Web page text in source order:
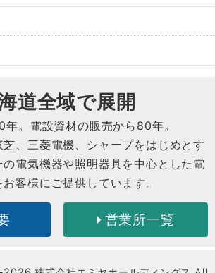
道全域で展開
年。電設資材の販売から 80年。
、三菱電機、シャープをはじめとす
電気機器や照明器具を中心とした電
客様にご提供しています。
営業所一覧